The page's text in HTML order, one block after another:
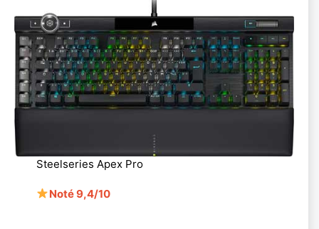
Steelseries Apex Pro
Noté 9,4/10